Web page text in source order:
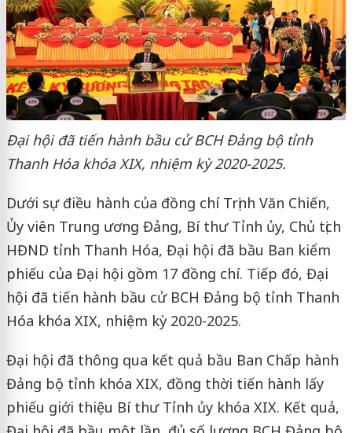
Đại hội đã tiến hành bầu cử BCH Đảng bộ tỉnh
Thanh Hóa khóa XIX, nhiệm kỳ 2020-2025.
Dưới sự điều hành của đồng chí Trịnh Văn Chiến,
Ủy viên Trung ương Đảng, Bí thư Tỉnh ủy, Chủ tịch
HĐND tỉnh Thanh Hóa, Đại hội đã bầu Ban kiểm
phiếu của Đại hội gồm 17 đồng chí. Tiếp đó, Đại
hội đã tiến hành bầu cử BCH Đảng bộ tỉnh Thanh
Hóa khóa XIX, nhiệm kỳ 2020-2025.
Đại hội đã thông qua kết quả bầu Ban Chấp hành
Đảng bộ tỉnh khóa XIX, đồng thời tiến hành lấy
phiếu giới thiệu Bí thư Tỉnh ủy khóa XIX. Kết quả,